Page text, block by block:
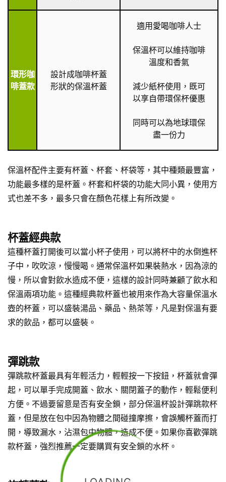
環形咖
啡蓋款
設計成咖啡杯蓋
形狀的保溫杯蓋
適用愛喝咖啡人士
保溫杯可以維持咖啡
溫度和香氣
減少紙杯使用，既可
以享自帶環保杯優惠
同時可以為地球環保
盡一份力
保溫杯配件主要有杯蓋、杯套、杯袋等，其中種類最豐富，
功能最多樣的是杯蓋。杯套和杯袋的功能大同小異，使用方
式也差不多，最多只會在顏色花樣上有所改變。
杯蓋經典款
這種杯蓋打開後可以當小杯子使用，可以將杯中的水倒進杯
子中，吹吹涼，慢慢喝。通常保溫杯如果裝熱水，因為涼的
慢，所以會對飲水造成不便，這樣的設計同時兼顧了飲水和
保溫兩項功能。這種經典款杯蓋也被用來作為大容量保溫水
壺的杯蓋，可以盛裝湯品、藥品、熱茶等，凡是對保溫有要
求的飲品，都可以盛裝。
彈跳款
彈跳款杯蓋最具有年輕活力，輕輕按一下按鈕，杯蓋就會彈
起，可以單手完成開蓋、飲水、關閉蓋子的動作，輕鬆便利
方便。不過要留意是否有安全鎖，部分保溫杯設計彈跳款杯
蓋，但是放在包中因為物體之間碰撞摩擦，會誤觸杯蓋而打
開，導致漏水，沾濕包中物體，造成不便。如果你喜歡彈跳
款杯蓋，強烈推薦一定要購買有安全鎖的水杯。